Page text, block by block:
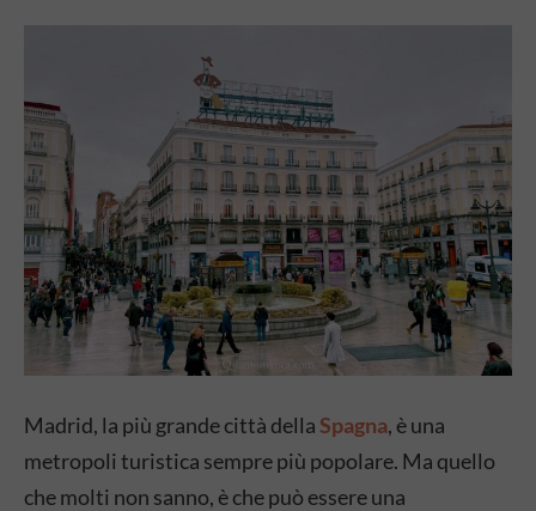
Madrid, la più grande città dellaSpagna, è una
metropoli turistica sempre più popolare. Ma quello
che molti non sanno, è che può essere una